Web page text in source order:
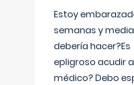
Estoy
semanas y
debería hacer?Es
epligroso acudir
médico? Debo